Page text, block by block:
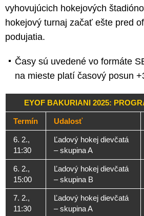
vyhovujúcich hokejových
hokejový turnaj začať ešte pred
podujatia.
Časy sú uvedené vo formáte
na mieste platí časový posun
EYOF BAKURIANI 2025:
Termín Udalosť
6. 2.,
11:30
Ľadový hokej dievčatá
– skupina A
6. 2.,
15:00
Ľadový hokej dievčatá
– skupina B
7. 2.,
11:30
Ľadový hokej dievčatá
– skupina A